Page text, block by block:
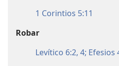
1 Corintios 5:11
Robar
Levítico 6:2, 4; Efesios